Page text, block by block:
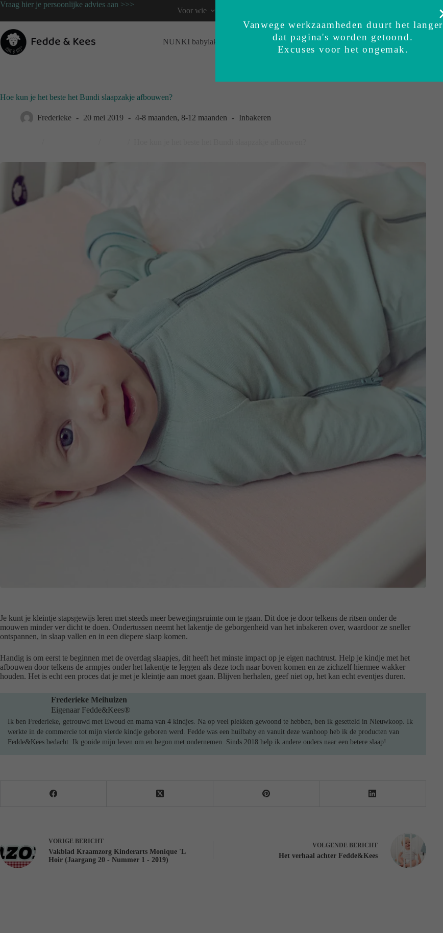
Vraag hier je persoonlijke advies aan >>>
Voor wie
NUNKI babylaken BUNDI inbakerslaapzak Sets Accessoires
Hoe kun je het beste het Bundi slaapzakje afbouwen?
Frederieke 20 mei 2019 4-8 maanden, 8-12 maanden Inbakeren
Je kunt je kleintje stapsgewijs leren met steeds meer bewegingsruimte om te gaan. Dit doe je door telkens de ritsen onder de
mouwen minder ver dicht te doen. Ondertussen neemt het lakentje de geborgenheid van het inbakeren over, waardoor ze sneller
ontspannen, in slaap vallen en in een diepere slaap komen.
Handig is om eerst te beginnen met de overdag slaapjes, dit heeft het minste impact op je eigen nachtrust. Help je kindje met het
afbouwen door telkens de armpjes onder het lakentje te leggen als deze toch naar boven komen en ze zichzelf hiermee wakker
houden. Het is echt een proces dat je met je kleintje aan moet gaan. Blijven herhalen, geef niet op, het kan echt eventjes duren.
Frederieke Meihuizen
Eigenaar Fedde&Kees®
Ik ben Frederieke, getrouwd met Ewoud en mama van 4 kindjes. Na op veel plekken gewoond te hebben, ben ik gesetteld in Nieuwkoop. Ik
werkte in de commercie tot mijn vierde kindje geboren werd. Fedde was een huilbaby en vanuit deze wanhoop heb ik de producten van
Fedde&Kees bedacht. Ik gooide mijn leven om en begon met ondernemen. Sinds 2018 help ik andere ouders naar een betere slaap!
VORIGE BERICHT
Vakblad Kraamzorg Kinderarts Monique 'L
Hoir (Jaargang 20 - Nummer 1 - 2019)
VOLGENDE BERICHT
Het verhaal achter Fedde&Kees
Vanwege werkzaamheden duurt het langer
dat pagina's worden getoond.
Excuses voor het ongemak.